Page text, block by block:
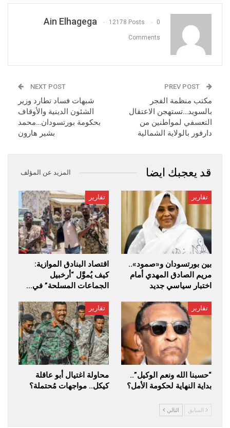
Ain Elhagega 12178 Posts 0
Comments
مكتب منظمة الفجر
بالسويد…تستهجن الاعتقال
التعسفي لمواطنين من
دارفور بالولاية الشمالية
NEXT POST
شبهات فساد تطارد وزير
الشئون الدينية والأوقاف
بحكومة بورتسودان…محمد
بشير هارون
قد يعجبك ايضا المزيد عن المؤلف
تقارير
بين بورتسودان و«صمود»..
مريم الصادق المهدي أمام
اختبار سياسي جديد
تقارير
اقتصاد البنادق الموازية:
كيف يُموَّل “أرخبيل
الجماعات المسلحة” في…
تقارير
“حسبنا الله ونعم الوكيل”..
بداية النهاية لحكومة الأمل؟
تقارير
محاولة اغتيال أبو عاقلة
كيكل.. مواجهات مُحتملة؟
السابق التالي